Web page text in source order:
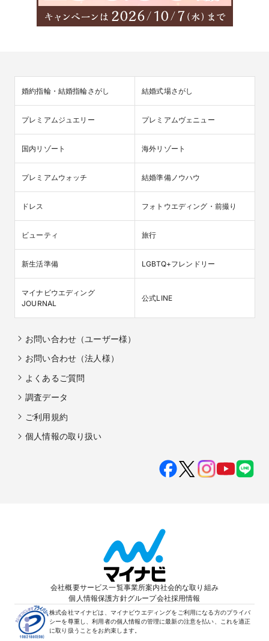
婚約指輪・結婚指輪さがし 結婚式場さがし
プレミアムジュエリー プレミアムヴェニュー
国内リゾート 海外リゾート
プレミアムウォッチ 結婚準備ノウハウ
ドレス フォトウエディング・前撮り
ビューティ 旅行
新生活準備 LGBTQ+フレンドリー
マイナビウエディング
JOURNAL
公式LINE
お問い合わせ（ユーザー様）
お問い合わせ（法人様）
よくあるご質問
調査データ
ご利用規約
個人情報の取り扱い
会社概要サービス一覧事業所案内社会的な取り組み
個人情報保護方針グループ会社採用情報
株式会社マイナビは、マイナビウエディングをご利用になる方のプライバ
シーを尊重し、利用者の個人情報の管理に最新の注意を払い、これを適正
に取り扱うことをお約束します。